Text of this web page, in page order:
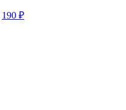
190 ₽